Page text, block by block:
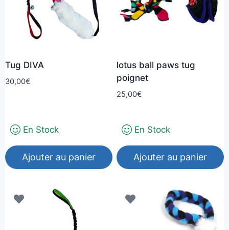
Tug DIVA
30,00€
En Stock
Ajouter au panier
lotus ball paws tug
poignet
25,00€
En Stock
Ajouter au panier